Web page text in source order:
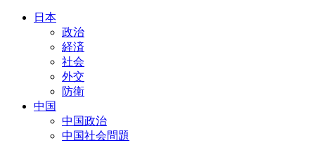
日本
政治
経済
社会
外交
防衛
中国
中国政治
中国社会問題